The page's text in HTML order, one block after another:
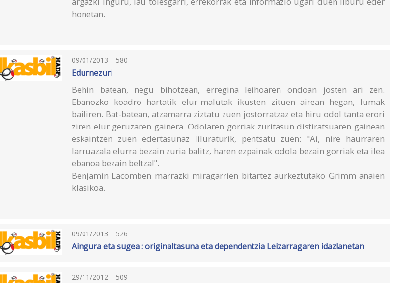
honetan.
09/01/2013 | 580
Edurnezuri
Behin batean, negu bihotzean, erregina leihoaren ondoan josten ari zen.
Ebanozko koadro hartatik elur-malutak ikusten zituen airean hegan, lumak
bailiren. Bat-batean, atzamarra ziztatu zuen jostorratzaz eta hiru odol tanta erori
ziren elur geruzaren gainera. Odolaren gorriak zuritasun distiratsuaren gainean
eskaintzen zuen edertasunaz liluraturik, pentsatu zuen: "Ai, nire haurraren
larruazala elurra bezain zuria balitz, haren ezpainak odola bezain gorriak eta ilea
ebanoa bezain beltza!".
Benjamin Lacomben marrazki miragarrien bitartez aurkeztutako Grimm anaien
klasikoa.
09/01/2013 | 526
Aingura eta sugea : originaltasuna eta dependentzia Leizarragaren idazlanetan
29/11/2012 | 509